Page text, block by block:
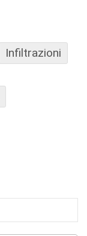
Infiltrazioni